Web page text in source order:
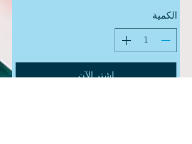
الكمية
اشتر الآن